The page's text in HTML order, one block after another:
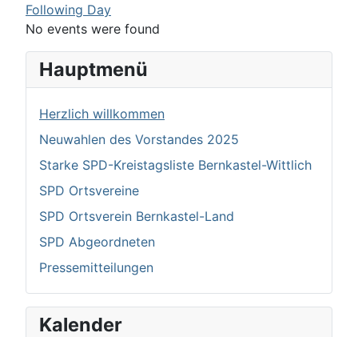
Following Day
No events were found
Hauptmenü
Herzlich willkommen
Neuwahlen des Vorstandes 2025
Starke SPD-Kreistagsliste Bernkastel-Wittlich
SPD Ortsvereine
SPD Ortsverein Bernkastel-Land
SPD Abgeordneten
Pressemitteilungen
Kalender